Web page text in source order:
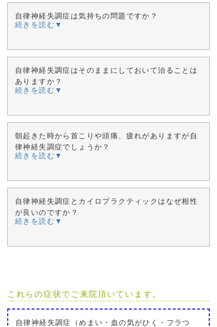
自律神経失調症は気持ちの問題ですか？
続きを読む▼
自律神経失調症はそのままにしておいて治ることは
ありますか？
続きを読む▼
朝起きた時から首こりや頭痛、疲れがありますが自
律神経失調症でしょうか？
続きを読む▼
自律神経失調症とカイロプラクティックはなぜ相性
が良いのですか？
続きを読む▼
これらの症状でご来院頂いています。
自律神経失調症（めまい・血の気がひく・フラつ